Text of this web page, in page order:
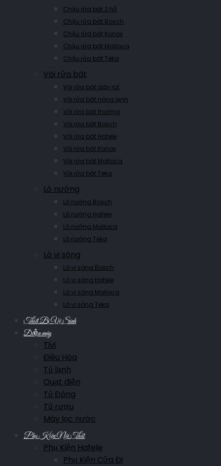
Chậu rửa bát 2 hố
Chậu rửa bát Bosch
Chậu rửa bát Konox
Chậu rửa bát Malloca
Chậu rửa bát Teka
Vòi rửa bát
Vòi rửa bát dây rút
Vòi rửa bát nóng lạnh
Vòi rửa bát thường
Vòi rửa bát Bosch
Vòi rửa bát Hafele
Vòi rửa bát Konox
Vòi rửa bát Malloca
Vòi rửa bát Teka
Lò nướng
Lò nướng Bosch
Lò nướng Hafele
Lò nướng Malloca
Lò nướng Teka
Lò vi sóng
Lò vi sóng Bosch
Lò vi sóng Hafele
Lò vi sóng Malloca
Lò vi sóng Teka
Thiết Bị Vệ Sinh
Điện máy
Tivi
Điều Hòa
Tủ lạnh
Quạt điện
Tủ Đông
Tủ rượu
Máy lọc nước
Phụ Kiện Nội Thất
Phụ Kiện Hafele
Phụ Kiện Cửa Đi